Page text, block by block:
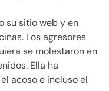
su sitio web y en
Los agresores
se molestaron en
Ella ha
acoso e incluso el